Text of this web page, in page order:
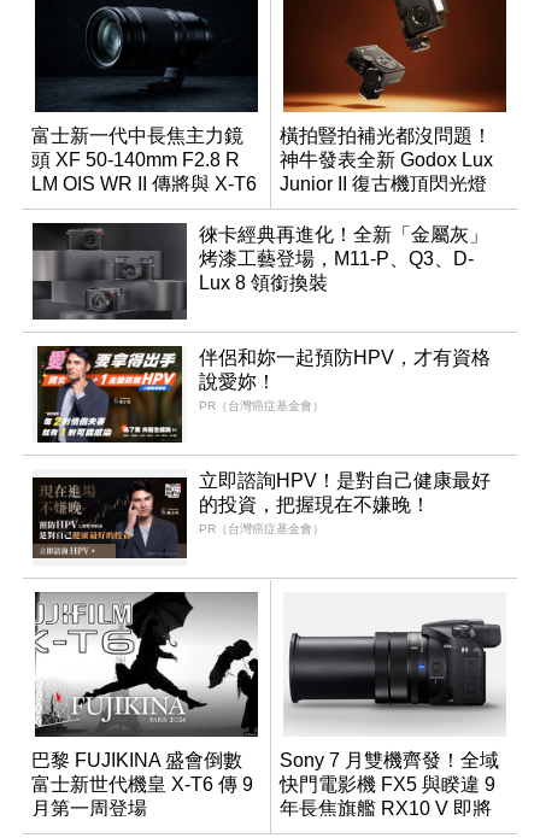
富士新一代中長焦主力鏡
頭 XF 50-140mm F2.8 R
LM OIS WR II 傳將與 X-T6
同步亮相
橫拍豎拍補光都沒問題！
神牛發表全新 Godox Lux
Junior II 復古機頂閃光燈
徠卡經典再進化！全新「金屬灰」
烤漆工藝登場，M11-P、Q3、D-
Lux 8 領銜換裝
伴侶和妳一起預防HPV，才有資格
說愛妳！
PR（台灣癌症基金會）
立即諮詢HPV！是對自己健康最好
的投資，把握現在不嫌晚！
PR（台灣癌症基金會）
巴黎 FUJIKINA 盛會倒數
富士新世代機皇 X-T6 傳 9
月第一周登場
Sony 7 月雙機齊發！全域
快門電影機 FX5 與睽違 9
年長焦旗艦 RX10 V 即將
登場